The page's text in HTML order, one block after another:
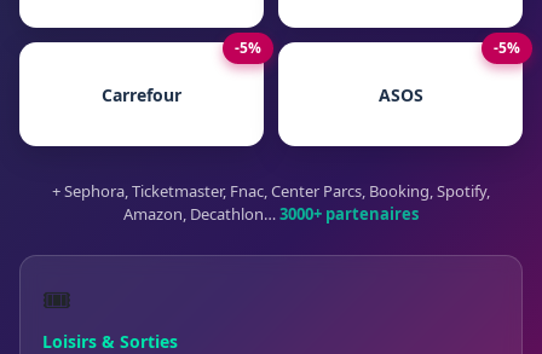
-5%
Carrefour
-5%
ASOS
+ Sephora, Ticketmaster, Fnac, Center Parcs, Booking, Spotify,
Amazon, Decathlon…3000+ partenaires
🎟️
Loisirs & Sorties